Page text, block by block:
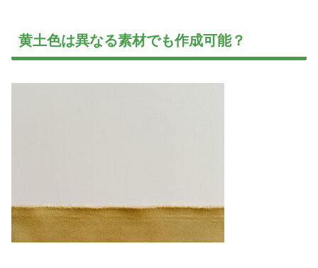
黄土色は異なる素材でも作成可能？